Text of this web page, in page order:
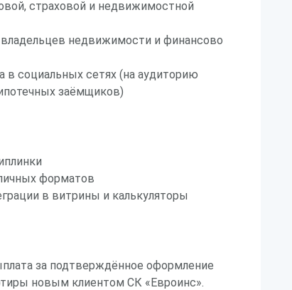
страховой и недвижимостной
недвижимости и финансово
в социальных сетях (на аудиторию
заёмщиков)
форматов
в витрины и калькуляторы
за подтверждённое оформление
новым клиентом СК «Евроинс».